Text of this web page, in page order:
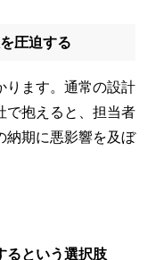
圧迫する
ります。通常の設計
で抱えると、担当者
納期に悪影響を及ぼ
るという選択肢